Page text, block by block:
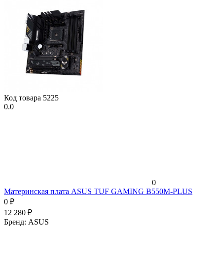
Код товара 5225
0.0
0
Материнская плата ASUS TUF GAMING B550M-PLUS
0 ₽
12 280 ₽
Бренд: ASUS